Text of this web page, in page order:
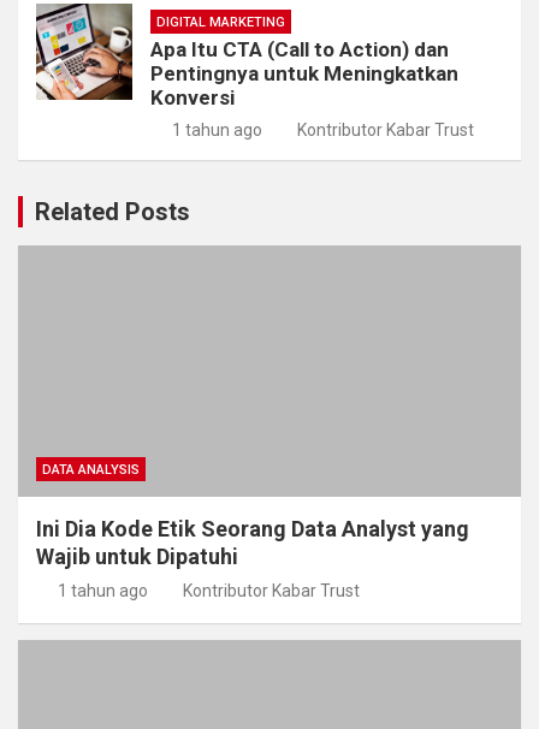
DIGITAL MARKETING
Apa Itu CTA (Call to Action) dan
Pentingnya untuk Meningkatkan
Konversi
1 tahun ago Kontributor Kabar Trust
Related Posts
DATA ANALYSIS
Ini Dia Kode Etik Seorang Data Analyst yang
Wajib untuk Dipatuhi
1 tahun ago Kontributor Kabar Trust